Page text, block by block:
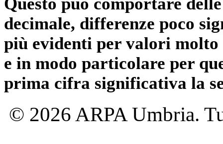
decimale, differenze poco
più evidenti per valori
e in modo particolare per
prima cifra significativa la
© 2026 ARPA Umbria.